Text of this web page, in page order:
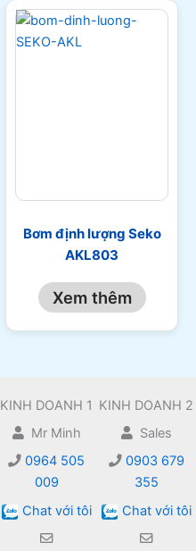
Bơm định lượng Seko
AKL803
Xem thêm
KINH DOANH 1
Mr Minh
0964 505
009
Chat với tôi
KINH DOANH 2
Sales
0903 679
355
Chat với tôi